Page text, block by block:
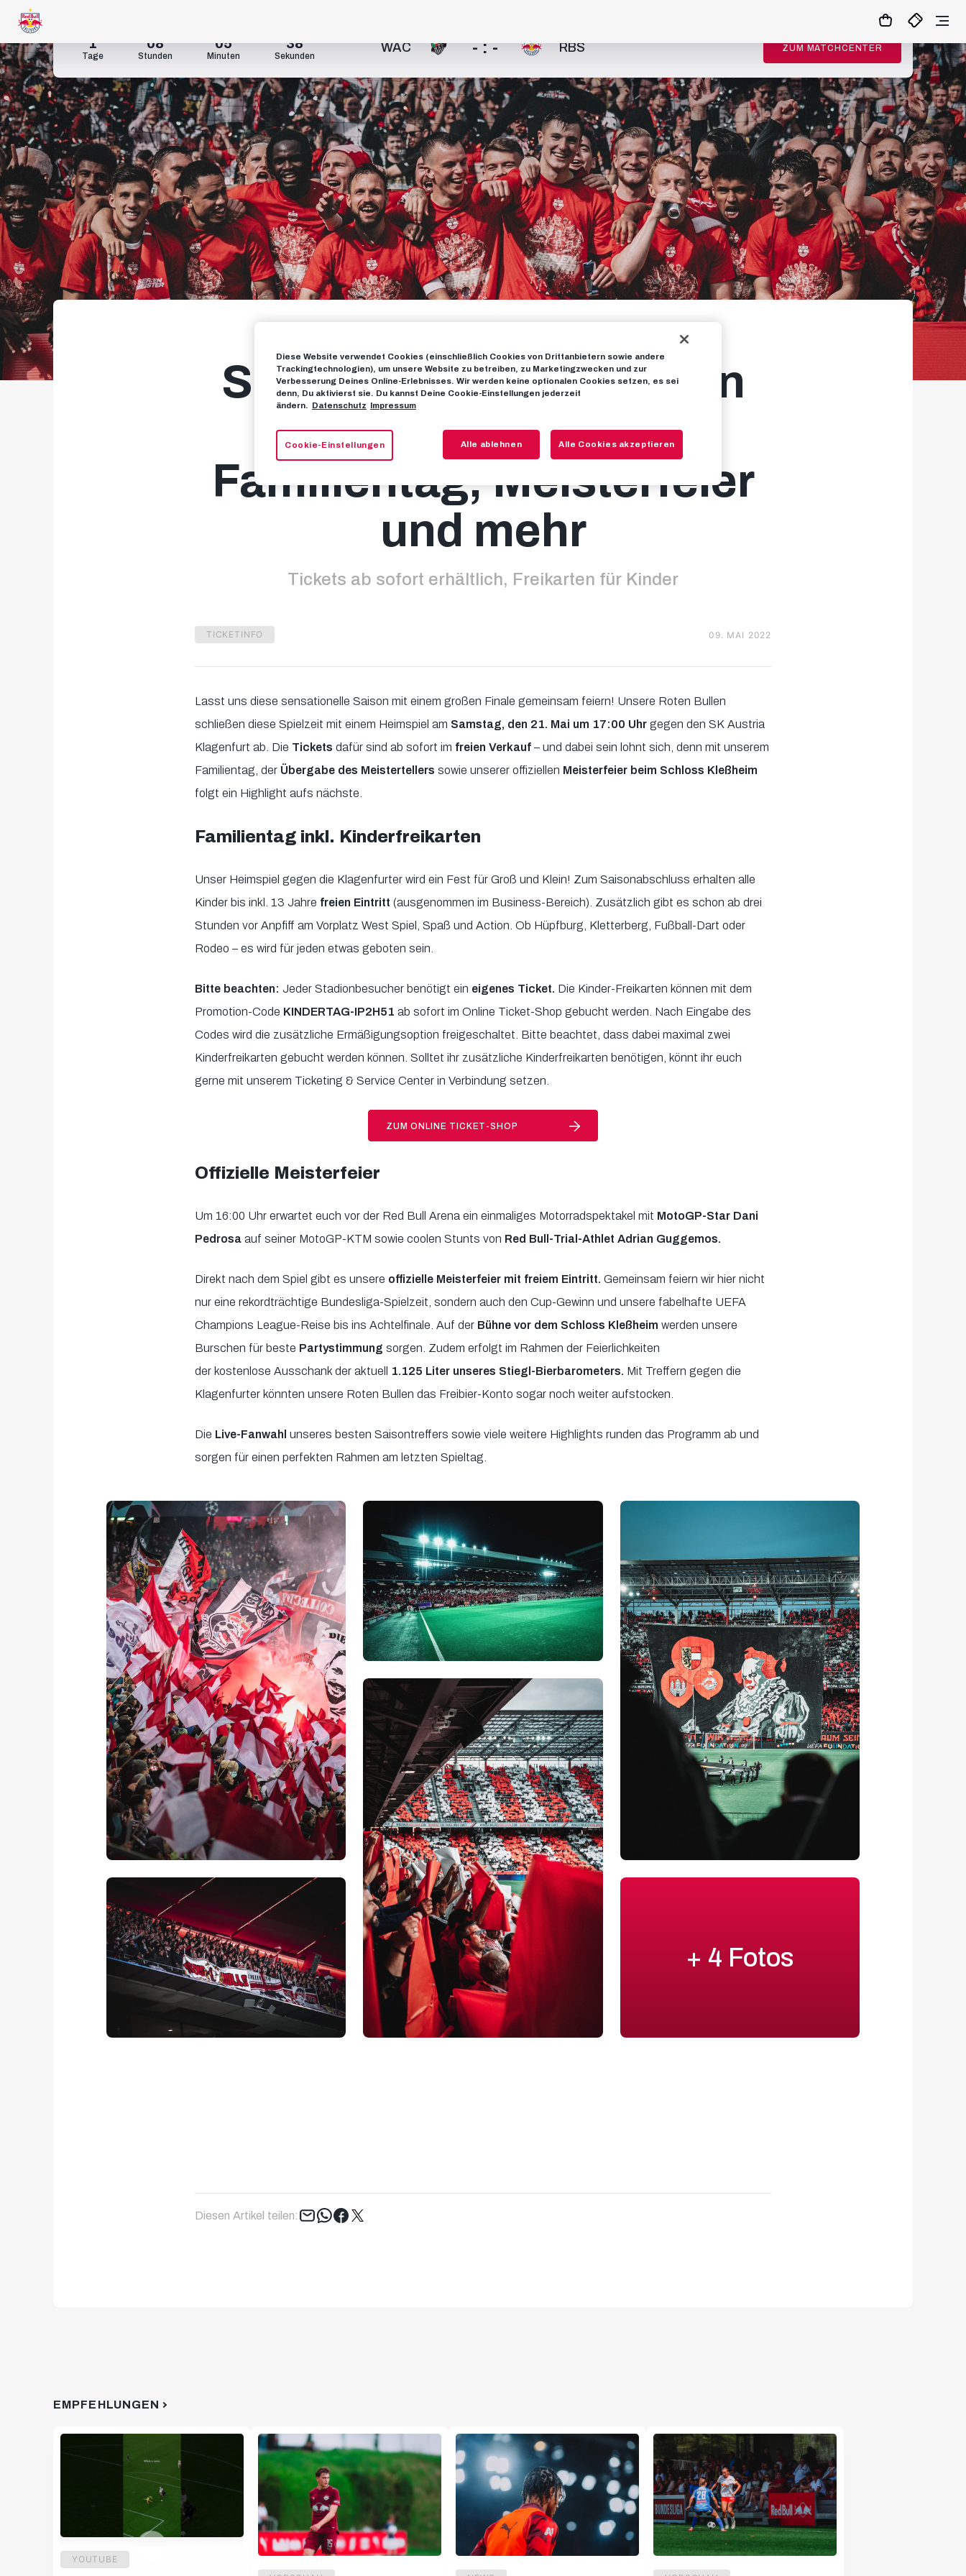
1
Tage
08
Stunden
05
Minuten
37
Sekunden
WAC - : - RBS ZUM MATCHCENTER
Saisonabschluss gegen
Klagenfurt mit
Familientag, Meisterfeier
und mehr
Tickets ab sofort erhältlich, Freikarten für Kinder
TICKETINFO 09. MAI 2022
Lasst uns diese sensationelle Saison mit einem großen Finale gemeinsam feiern! Unsere Roten Bullen
schließen diese Spielzeit mit einem Heimspiel am Samstag, den 21. Mai um 17:00 Uhrgegen den SK Austria
Klagenfurt ab. Die Tickets dafür sind ab sofort im freien Verkauf – und dabei sein lohnt sich, denn mit unserem
Familientag, der Übergabe des Meistertellers sowie unserer offiziellen Meisterfeier beim Schloss Kleßheim
folgt ein Highlight aufs nächste.
Familientag inkl. Kinderfreikarten
Unser Heimspiel gegen die Klagenfurter wird ein Fest für Groß und Klein! Zum Saisonabschluss erhalten alle
Kinder bis inkl. 13 Jahre freien Eintritt (ausgenommen im Business-Bereich). Zusätzlich gibt es schon ab drei
Stunden vor Anpfiff am Vorplatz West Spiel, Spaß und Action. Ob Hüpfburg, Kletterberg, Fußball-Dart oder
Rodeo – es wird für jeden etwas geboten sein.
Bitte beachten: Jeder Stadionbesucher benötigt ein eigenes Ticket. Die Kinder-Freikarten können mit dem
Promotion-Code KINDERTAG-IP2H51 ab sofort im Online Ticket-Shop gebucht werden. Nach Eingabe des
Codes wird die zusätzliche Ermäßigungsoption freigeschaltet. Bitte beachtet, dass dabei maximal zwei
Kinderfreikarten gebucht werden können. Solltet ihr zusätzliche Kinderfreikarten benötigen, könnt ihr euch
gerne mit unserem Ticketing & Service Center in Verbindung setzen.
ZUM ONLINE TICKET-SHOP
Offizielle Meisterfeier
Um 16:00 Uhr erwartet euch vor der Red Bull Arena ein einmaliges Motorradspektakel mit MotoGP-Star Dani
Pedrosaauf seiner MotoGP-KTM sowie coolen Stunts von Red Bull-Trial-Athlet Adrian Guggemos.
Direkt nach dem Spiel gibt es unsere offizielle Meisterfeier mit freiem Eintritt. Gemeinsam feiern wir hier nicht
nur eine rekordträchtige Bundesliga-Spielzeit, sondern auch den Cup-Gewinn und unsere fabelhafte UEFA
Champions League-Reise bis ins Achtelfinale. Auf der Bühne vor dem Schloss Kleßheim werden unsere
Burschen für beste Partystimmung sorgen. Zudem erfolgt im Rahmen der Feierlichkeiten
der kostenlose Ausschank der aktuell
1.125 Liter unseres Stiegl-Bierbarometers. Mit Treffern gegen die
Klagenfurter könnten unsere Roten Bullen das Freibier-Konto sogar noch weiter aufstocken.
Die Live-Fanwahl unseres besten Saisontreffers sowie viele weitere Highlights runden das Programm ab und
sorgen für einen perfekten Rahmen am letzten Spieltag.
+ 4 Fotos
Diesen Artikel teilen: Tweet
EMPFEHLUNGEN
YOUTUBE
Diese Website verwendet Cookies (einschließlich Cookies von Drittanbietern sowie andere
Trackingtechnologien), um unsere Website zu betreiben, zu Marketingzwecken und zur
Verbesserung Deines Online-Erlebnisses. Wir werden keine optionalen Cookies setzen, es sei
denn, Du aktivierst sie. Du kannst Deine Cookie-Einstellungen jederzeit
ändern. Datenschutz Impressum
Cookie-Einstellungen Alle ablehnen Alle Cookies akzeptieren